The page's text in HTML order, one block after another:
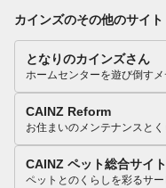
カインズのその他のサイト
となりのカインズさん
ホームセンターを遊び倒すメ
CAINZ Reform
お住まいのメンテナンスと
CAINZ ペット総合サイト
ペットとのくらしを彩るサ